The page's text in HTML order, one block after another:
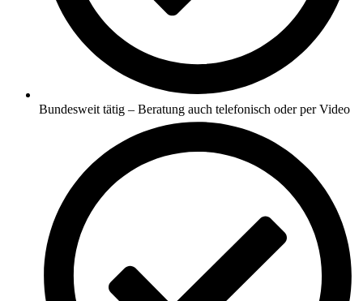
Bundesweit tätig – Beratung auch telefonisch oder per Video